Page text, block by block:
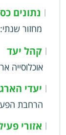
| נתונים
מחזור שנתי:
|קהל יעד
אוכלוסייה
| יעדי
הרחבת
| אזורי